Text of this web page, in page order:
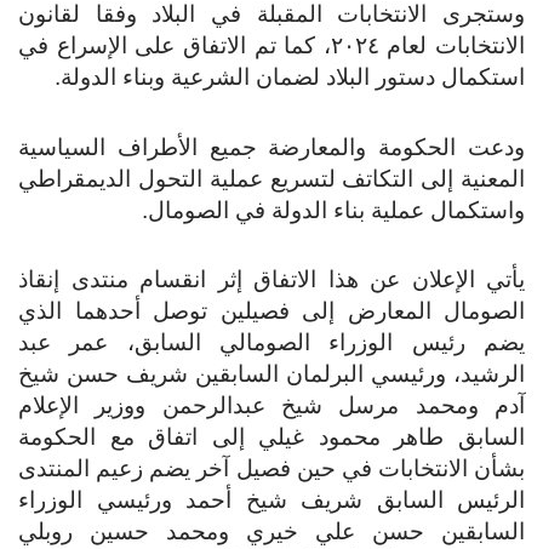
وستجرى الانتخابات المقبلة في البلاد وفقا لقانون
الانتخابات لعام ٢٠٢٤، كما تم الاتفاق على الإسراع في
استكمال دستور البلاد لضمان الشرعية وبناء الدولة.
ودعت الحكومة والمعارضة جميع الأطراف السياسية
المعنية إلى التكاتف لتسريع عملية التحول الديمقراطي
واستكمال عملية بناء الدولة في الصومال.
يأتي الإعلان عن هذا الاتفاق إثر انقسام منتدى إنقاذ
الصومال المعارض إلى فصيلين توصل أحدهما الذي
يضم رئيس الوزراء الصومالي السابق، عمر عبد
الرشيد، ورئيسي البرلمان السابقين شريف حسن شيخ
آدم ومحمد مرسل شيخ عبدالرحمن ووزير الإعلام
السابق طاهر محمود غيلي إلى اتفاق مع الحكومة
بشأن الانتخابات في حين فصيل آخر يضم زعيم المنتدى
الرئيس السابق شريف شيخ أحمد ورئيسي الوزراء
السابقين حسن علي خيري ومحمد حسين روبلي